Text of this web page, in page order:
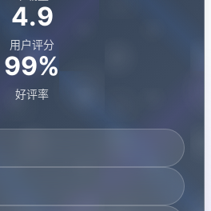
4.9
用户评分
99%
好评率